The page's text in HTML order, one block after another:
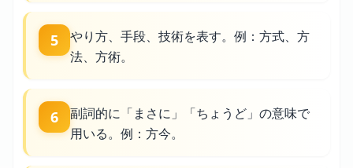
5
やり方、手段、技術を表す。例：方式、方
法、方術。
6
副詞的に「まさに」「ちょうど」の意味で
用いる。例：方今。